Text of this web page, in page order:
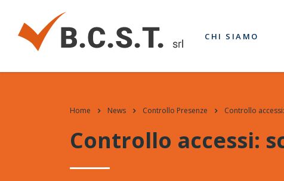
CHI SIAMO
Home News Controllo Presenze Controllo
Controllo accessi: